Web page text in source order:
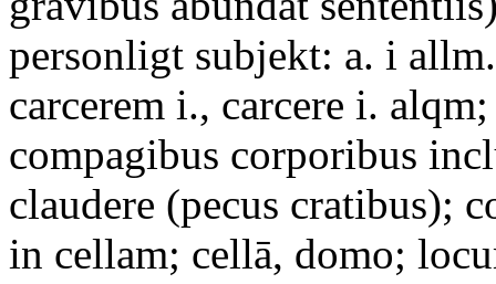
personligt subjekt: a. i
carcerem i., carcere i.
compagibus corporibus
claudere (pecus cratibus);
in cellam; cellā, domo;